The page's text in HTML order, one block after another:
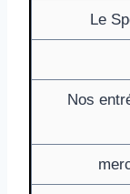
Le
Nos